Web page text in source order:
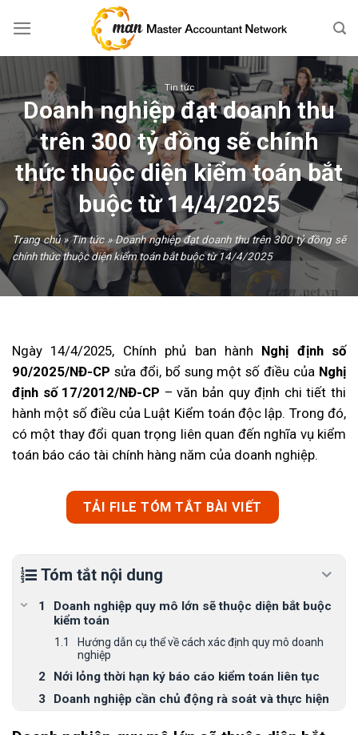
Tin tức
Doanh nghiệp đạt doanh thu
trên 300 tỷ đồng sẽ chính
thức thuộc diện kiểm toán bắt
buộc từ 14/4/2025
Trang chủ»Tin tức» Doanh nghiệp đạt doanh thu trên 300 tỷ đồng sẽ
chính thức thuộc diện kiểm toán bắt buộc từ 14/4/2025
Ngày 14/4/2025, Chính phủ ban hành Nghị định số
90/2025/NĐ-CP sửa đổi, bổ sung một số điều của Nghị
định số 17/2012/NĐ-CP – văn bản quy định chi tiết thi
hành một số điều của Luật Kiểm toán độc lập. Trong đó,
có một thay đổi quan trọng liên quan đến nghĩa vụ kiểm
toán báo cáo tài chính hàng năm của doanh nghiệp.
TẢI FILE TÓM TẮT BÀI VIẾT
Tóm tắt nội dung
Doanh nghiệp quy mô lớn sẽ thuộc diện bắt buộc
kiểm toán
Hướng dẫn cụ thể về cách xác định quy mô doanh
nghiệp
Nới lỏng thời hạn ký báo cáo kiểm toán liên tục
Doanh nghiệp cần chủ động rà soát và thực hiện